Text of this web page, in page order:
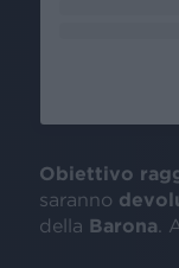
Obiettivo
saranno
della Barona .